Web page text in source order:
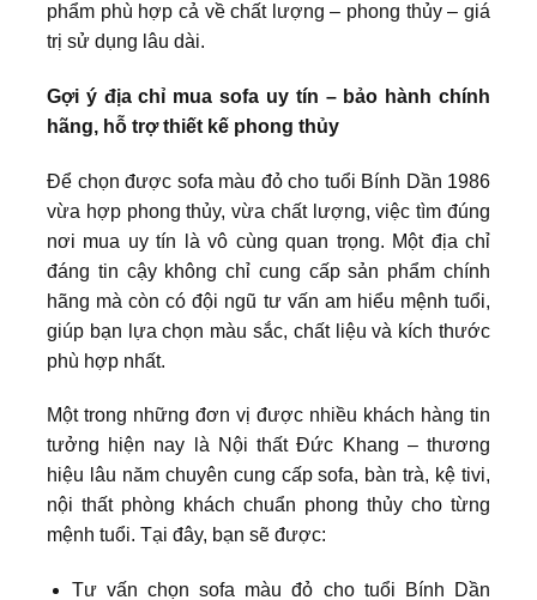
phẩm phù hợp cả về chất lượng – phong thủy – giá
trị sử dụng lâu dài.
Gợi ý địa chỉ mua sofa uy tín – bảo hành chính
hãng, hỗ trợ thiết kế phong thủy
Để chọn được sofa màu đỏ cho tuổi Bính Dần 1986
vừa hợp phong thủy, vừa chất lượng, việc tìm đúng
nơi mua uy tín là vô cùng quan trọng. Một địa chỉ
đáng tin cậy không chỉ cung cấp sản phẩm chính
hãng mà còn có đội ngũ tư vấn am hiểu mệnh tuổi,
giúp bạn lựa chọn màu sắc, chất liệu và kích thước
phù hợp nhất.
Một trong những đơn vị được nhiều khách hàng tin
tưởng hiện nay là Nội thất Đức Khang – thương
hiệu lâu năm chuyên cung cấp sofa, bàn trà, kệ tivi,
nội thất phòng khách chuẩn phong thủy cho từng
mệnh tuổi. Tại đây, bạn sẽ được:
Tư vấn chọn sofa màu đỏ cho tuổi Bính Dần